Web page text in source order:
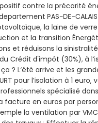
contre la précarité
PAS-DE-
la laine de
et la transition
et réduisons la
Crédit d'impôt (30%), à
? L’été arrive et les
pour l’isolation à 1
spécialisé dans
facture en euros par
la ventilation par